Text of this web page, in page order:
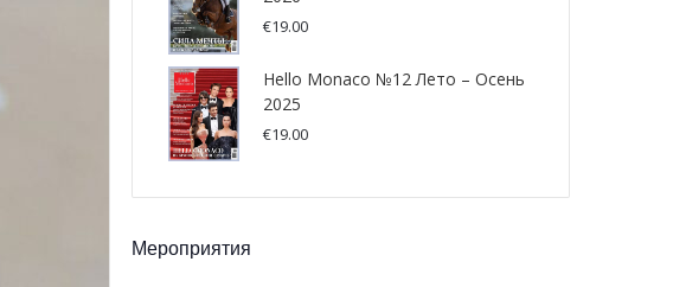
€19.00
Hello Monaco №12 Лето – Осень
2025
€19.00
Мероприятия